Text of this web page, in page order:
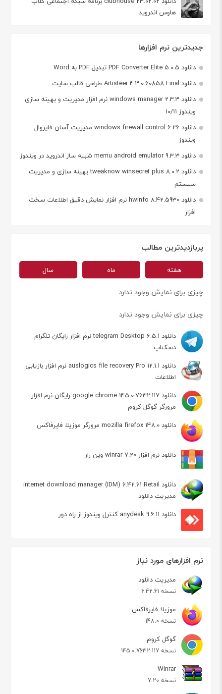
هاوس اندروید
جدیدترین نرم افزارها
دانلود PDF Converter Elite 5.0.5 تبدیل PDF به Word
دانلود Artisteer 4.3.0.60858 Final طراحی قالب سایت
دانلود windows manager 2.3.3 نرم افزار مدیریت و بهینه سازی
ویندوز 10/11
دانلود windows firewall control 6.26 مدیریت آسان فایروال
ویندوز
دانلود memu android emulator 9.3.3 شبیه ساز اندروید در ویندوز
دانلود tweaknow winsecret plus 8.0.2 بهینه سازی و مدیریت
سیستم
دانلود hwinfo 8.42.5930 نرم افزار نمایش دقیق اطلاعات سخت
افزار
پربازدیدترین مطالب
هفته ماه سال
چیزی برای نمایش وجود ندارد
چیزی برای نمایش وجود ندارد
دانلود telegram Desktop 6.5.1 نرم افزار رایگان تلگرام
دسکتاپ
دانلود auslogics file recovery Pro 12.1.1 نرم افزار بازیابی
اطلاعات
دانلود google chrome 145.0.7632.117 رایگان نرم افزار
مرورگر گوگل کروم
دانلود mozilla firefox 148.0 مرورگر موزیلا فایرفاکس
دانلود نرم افزار winrar 7.20 وین رار
دانلود internet download manager (IDM) 6.42.61 Retail
مدیریت دانلود
دانلود anydesk 9.6.11 کنترل ویندوز از راه دور
نرم افزارهای مورد نیاز
مدیریت دانلود
نسخه 6.42.61
موزیلا فایرفاکس
نسخه 148.0
گوگل کروم
نسخه 145.0.7632.117
Winrar
نسخه 7.20